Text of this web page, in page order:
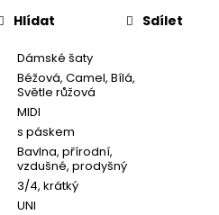
Dámské šaty
Béžová, Camel, Bílá,
Světle růžová
MIDI
s páskem
Bavlna, přírodní,
vzdušné, prodyšný
3/4, krátký
UNI
Hlídat Sdílet